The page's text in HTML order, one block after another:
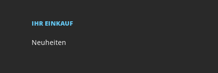
IHR EINKAUF
Neuheiten